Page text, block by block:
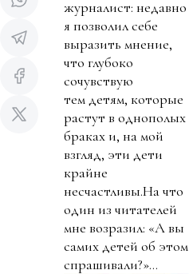
журналист: недавно
я позволил себе
выразить мнение,
что глубоко
сочувствую
тем детям, которые
растут в однополых
браках и, на мой
взгляд, эти дети
крайне
несчастливы.На что
один из читателей
мне возразил: «А вы
самих детей об этом
спрашивали?»...